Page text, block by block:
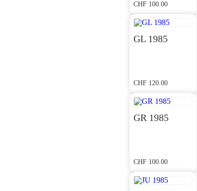
CHF100.00
GL 1985
CHF120.00
GR 1985
CHF100.00